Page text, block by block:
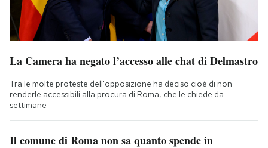
La Camera ha negato l’accesso alle chat di Delmastro
Tra le molte proteste dell'opposizione ha deciso cioè di non
renderle accessibili alla procura di Roma, che le chiede da
settimane
Il comune di Roma non sa quanto spende in